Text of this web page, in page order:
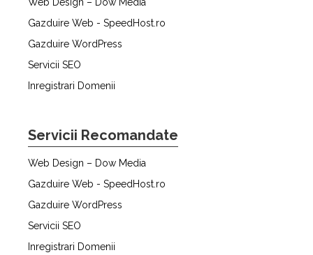
Web Design – Dow Media
Gazduire Web - SpeedHost.ro
Gazduire WordPress
Servicii SEO
Inregistrari Domenii
Servicii Recomandate
Web Design – Dow Media
Gazduire Web - SpeedHost.ro
Gazduire WordPress
Servicii SEO
Inregistrari Domenii